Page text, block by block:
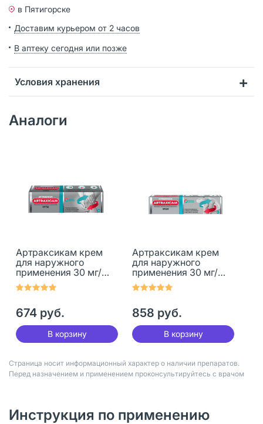
в Пятигорске
Доставим курьером от 2 часов
В аптеку сегодня или позже
Условия хранения
Аналоги
Артраксикам крем
для наружного
применения 30 мг/
г+100 мг/г 50 г 1 шт
674 руб.
В корзину
Артраксикам крем
для наружного
применения 30 мг/
г+100 мг/г 100 г 1 шт
858 руб.
В корзину
Страница носит информационный характер о наличии препаратов.
Перед назначением и применением проконсультируйтесь с врачом
Инструкция по применению